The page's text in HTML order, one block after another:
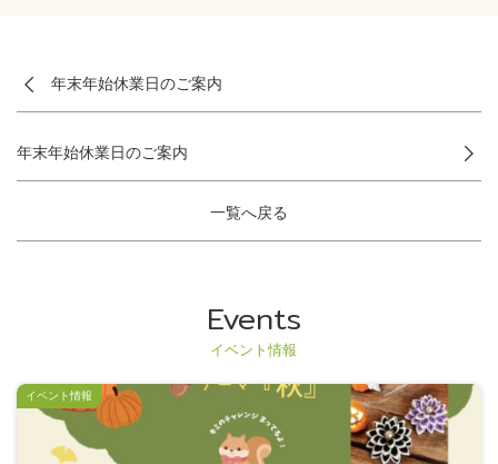
年末年始休業日のご案内
一覧へ戻る
年末年始休業日のご案内
Events
イベント情報
イベント情報